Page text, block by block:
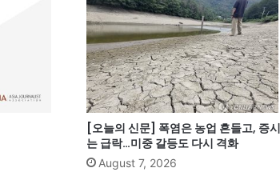
[오늘의 신문] 폭염은 농업 흔들고, 증시
는 급락…미중 갈등도 다시 격화
August 7, 2026